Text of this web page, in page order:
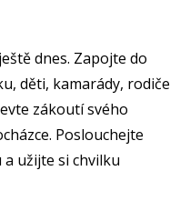
dnes. Zapojte do
děti, kamarády, rodiče
zákoutí svého
Poslouchejte
užijte si chvilku